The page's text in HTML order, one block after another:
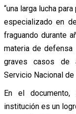
“una larga lucha
especializado en
fraguando durante
materia de
graves casos de
Servicio Nacional
En el
institución es un